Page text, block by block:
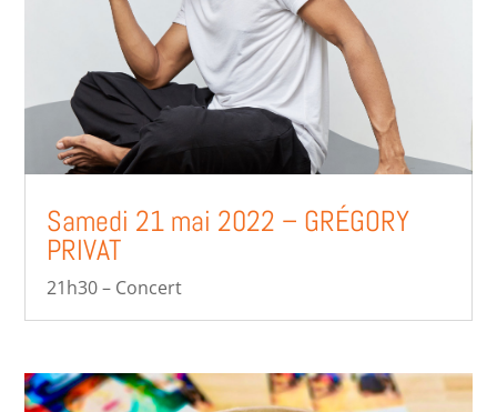
Samedi 21 mai 2022 – GRÉGORY
PRIVAT
21h30 – Concert